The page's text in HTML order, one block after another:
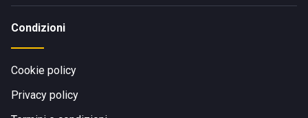
Condizioni
Cookie policy
Privacy policy